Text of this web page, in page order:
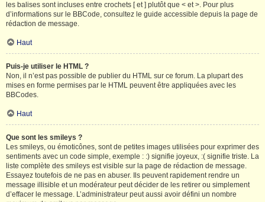
les balises sont incluses entre crochets [ et ] plutôt que < et >. Pour plus
d’informations sur le BBCode, consultez le guide accessible depuis la page de
rédaction de message.
Haut
Puis-je utiliser le HTML ?
Non, il n’est pas possible de publier du HTML sur ce forum. La plupart des
mises en forme permises par le HTML peuvent être appliquées avec les
BBCodes.
Haut
Que sont les smileys ?
Les smileys, ou émoticônes, sont de petites images utilisées pour exprimer des
sentiments avec un code simple, exemple : :) signifie joyeux, :( signifie triste. La
liste complète des smileys est visible sur la page de rédaction de message.
Essayez toutefois de ne pas en abuser. Ils peuvent rapidement rendre un
message illisible et un modérateur peut décider de les retirer ou simplement
d’effacer le message. L’administrateur peut aussi avoir défini un nombre